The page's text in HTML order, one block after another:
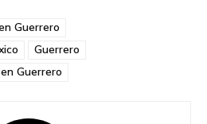
Guerrero
Guerrero
Guerrero